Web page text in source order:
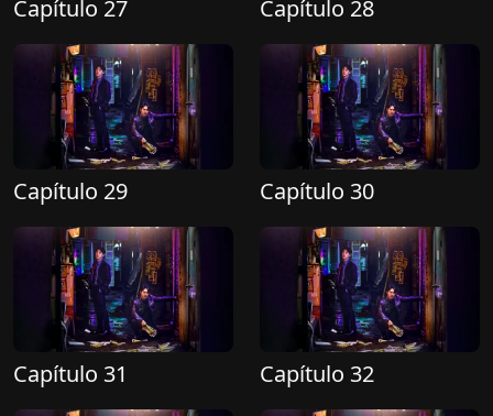
Capítulo 27 Capítulo 28
Capítulo 29 Capítulo 30
Capítulo 31 Capítulo 32